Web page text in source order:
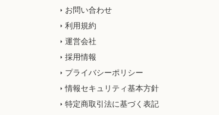
お問い合わせ
利用規約
運営会社
採用情報
プライバシーポリシー
情報セキュリティ基本方針
特定商取引法に基づく表記